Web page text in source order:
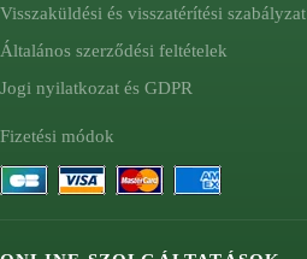
Visszaküldési és visszatérítési szabályzat
Általános szerződési feltételek
Jogi nyilatkozat és GDPR
Fizetési módok